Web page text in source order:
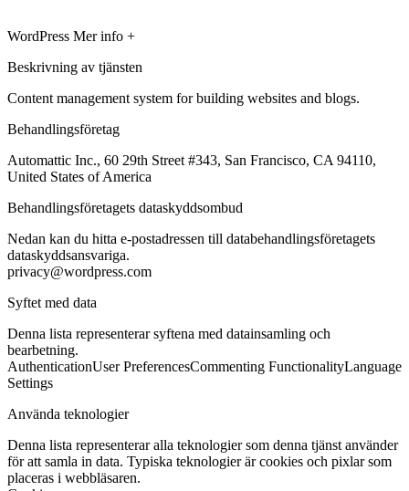
WordPress Mer info +
Beskrivning av tjänsten
Content management system for building websites and blogs.
Behandlingsföretag
Automattic Inc., 60 29th Street #343, San Francisco, CA 94110,
United States of America
Behandlingsföretagets dataskyddsombud
Nedan kan du hitta e-postadressen till databehandlingsföretagets
dataskyddsansvariga.
privacy@wordpress.com
Syftet med data
Denna lista representerar syftena med datainsamling och
bearbetning.
AuthenticationUser PreferencesCommenting FunctionalityLanguage
Settings
Använda teknologier
Denna lista representerar alla teknologier som denna tjänst använder
för att samla in data. Typiska teknologier är cookies och pixlar som
placeras i webbläsaren.